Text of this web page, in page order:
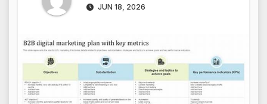
JUN 18, 2026